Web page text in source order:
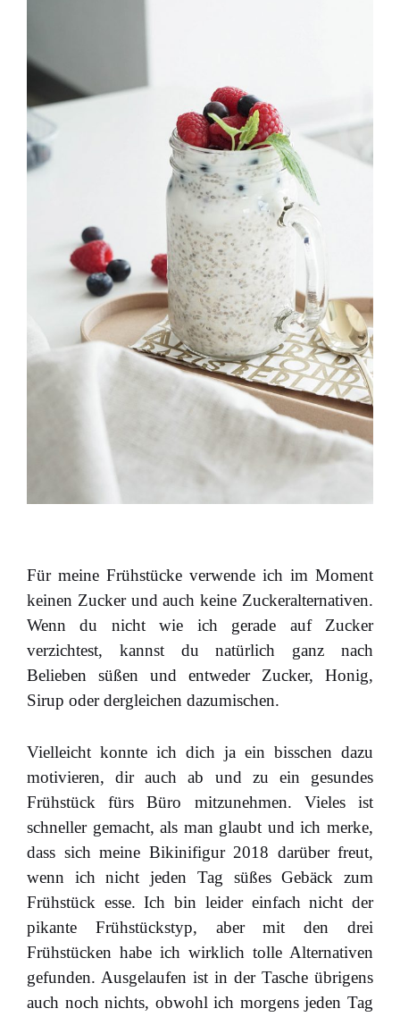
Für meine Frühstücke verwende ich im Moment
keinen Zucker und auch keine Zuckeralternativen.
Wenn du nicht wie ich gerade auf Zucker
verzichtest, kannst du natürlich ganz nach
Belieben süßen und entweder Zucker, Honig,
Sirup oder dergleichen dazumischen.
Vielleicht konnte ich dich ja ein bisschen dazu
motivieren, dir auch ab und zu ein gesundes
Frühstück fürs Büro mitzunehmen. Vieles ist
schneller gemacht, als man glaubt und ich merke,
dass sich meine Bikinifigur 2018 darüber freut,
wenn ich nicht jeden Tag süßes Gebäck zum
Frühstück esse. Ich bin leider einfach nicht der
pikante Frühstückstyp, aber mit den drei
Frühstücken habe ich wirklich tolle Alternativen
gefunden. Ausgelaufen ist in der Tasche übrigens
auch noch nichts, obwohl ich morgens jeden Tag